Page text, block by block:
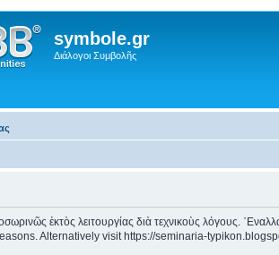
symbole.gr
Διάλογοι Συμβολῆς
ἐκτὸς λειτουργίας διὰ τεχνικοὺς λόγους.
Alternatively visit https://seminaria-